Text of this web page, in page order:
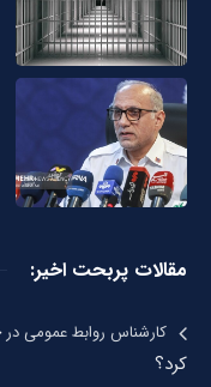
مقالات پربحت اخیر:
کارشناس روابط عمومیدر
کرد؟